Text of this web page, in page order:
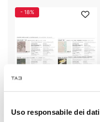
Uso responsabile dei dati
- 18%